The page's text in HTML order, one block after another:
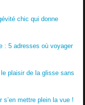
chic qui donne
: 5 adresses où voyager
plaisir de la glisse sans
s’en mettre plein la vue !